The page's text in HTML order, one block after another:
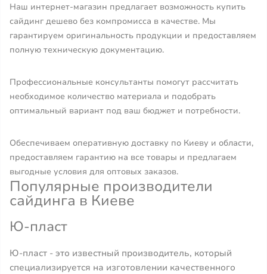
Наш интернет-магазин предлагает возможность купить
сайдинг дешево без компромисса в качестве. Мы
гарантируем оригинальность продукции и предоставляем
полную техническую документацию.
Профессиональные консультанты помогут рассчитать
необходимое количество материала и подобрать
оптимальный вариант под ваш бюджет и потребности.
Обеспечиваем оперативную доставку по Киеву и области,
предоставляем гарантию на все товары и предлагаем
выгодные условия для оптовых заказов.
Популярные производители
сайдинга в Киеве
Ю-пласт
Ю-пласт - это известный производитель, который
специализируется на изготовлении качественного